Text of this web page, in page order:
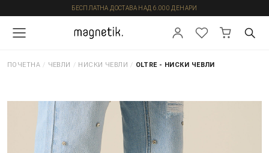
БЕСПЛАТНА ДОСТАВА НАД 6.000 ДЕНАРИ
ПОЧЕТНА / ЧЕВЛИ / НИСКИ ЧЕВЛИ / OLTRE - НИСКИ ЧЕВЛИ